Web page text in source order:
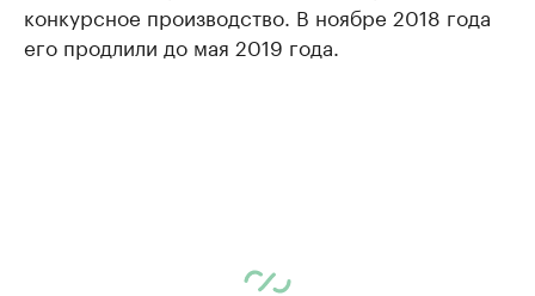
конкурсное производство. В ноябре 2018 года
его продлили до мая 2019 года.